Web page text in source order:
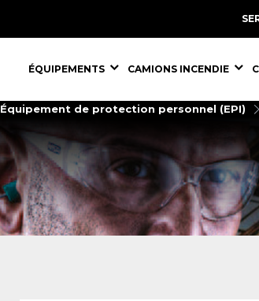
ÉQUIPEMENTS,
ÉQUIPEMENTS ÉQUIPEMENTS,
CAMIONS INCENDIE
Équipement de protection personnel (EPI)